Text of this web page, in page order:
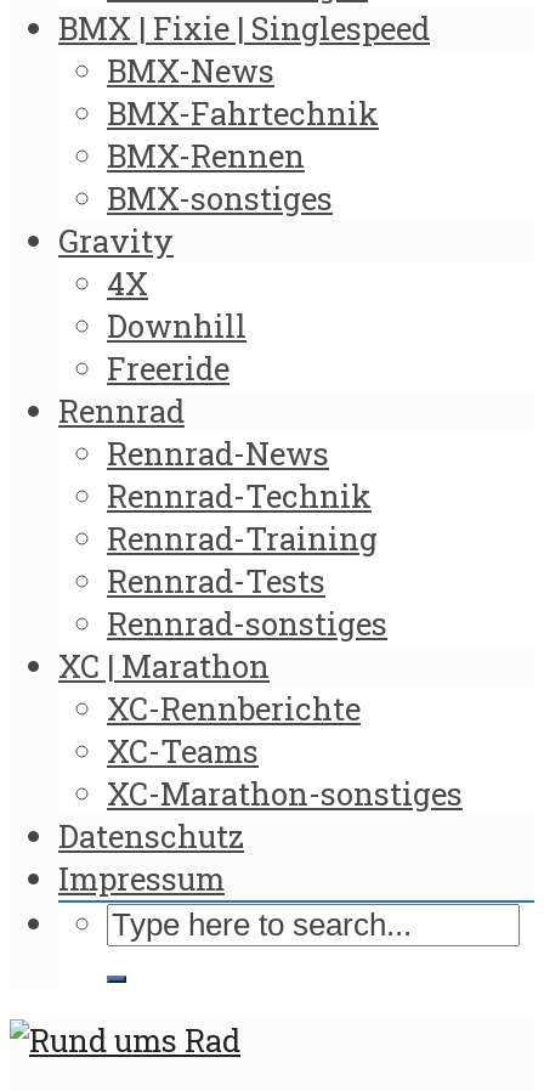
BMX | Fixie | Singlespeed
BMX-News
BMX-Fahrtechnik
BMX-Rennen
BMX-sonstiges
Gravity
4X
Downhill
Freeride
Rennrad
Rennrad-News
Rennrad-Technik
Rennrad-Training
Rennrad-Tests
Rennrad-sonstiges
XC | Marathon
XC-Rennberichte
XC-Teams
XC-Marathon-sonstiges
Datenschutz
Impressum